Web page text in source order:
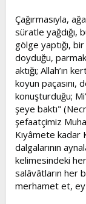
Çağırmasıyla,
süratle yağdığı,
gölge yaptığı,
doyduğu,
aktığı; Allah’ın
koyun paçasını,
konuşturduğu;
şeye baktı"
şefaatçimiz
Kıyâmete kadar
dalgalarının
kelimesindeki
salâvâtların her
merhamet et, ey